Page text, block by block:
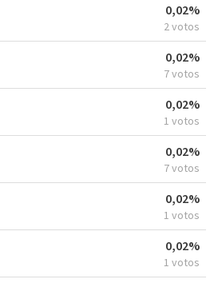
0,02%
2 votos
0,02%
7 votos
0,02%
1 votos
0,02%
7 votos
0,02%
1 votos
0,02%
1 votos